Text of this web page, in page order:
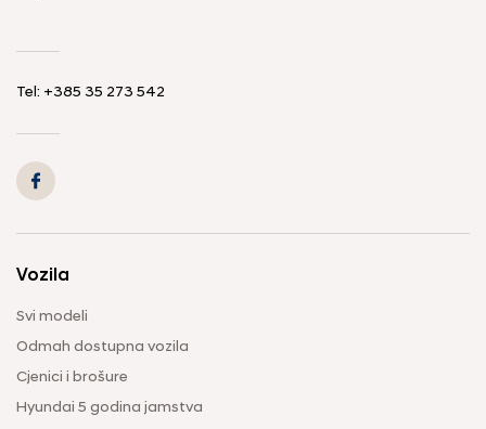
Tel: +385 35 273 542
Vozila
Svi modeli
Odmah dostupna vozila
Cjenici i brošure
Hyundai 5 godina jamstva